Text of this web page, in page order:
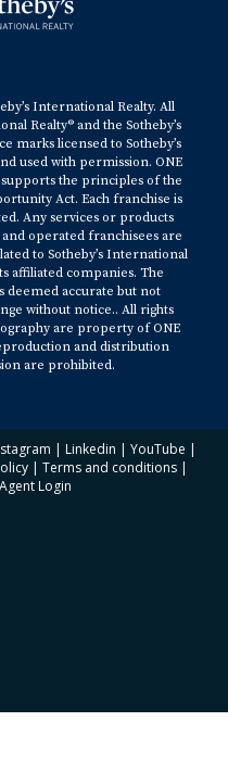
International Realty. All
Realty® and the Sotheby’s
marks licensed to Sotheby’s
used with permission. ONE
the principles of the
Act. Each franchise is
Any services or products
operated franchisees are
to Sotheby’s International
affiliated companies. The
accurate but not
without notice.. All rights
are property of ONE
and distribution
are prohibited.
| Linkedin | YouTube |
| Terms and conditions |
Agent Login